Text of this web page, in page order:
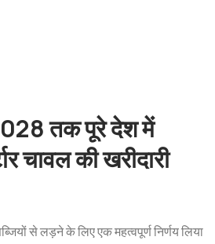
तक पूरे देश में
चावल की खरीदारी
से लड़ने के लिए एक महत्वपूर्ण निर्णय लिया